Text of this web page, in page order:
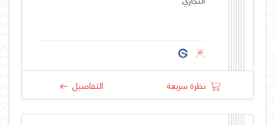
نظرة سريعة التفاصيل